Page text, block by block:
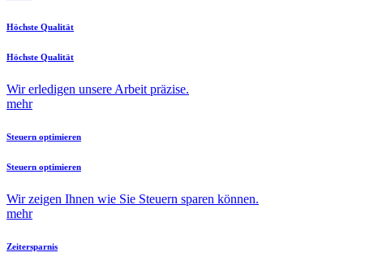
Höchste Qualität
Höchste Qualität
Wir erledigen unsere Arbeit präzise.
mehr
Steuern optimieren
Steuern optimieren
Wir zeigen Ihnen wie Sie Steuern sparen können.
mehr
Zeitersparnis